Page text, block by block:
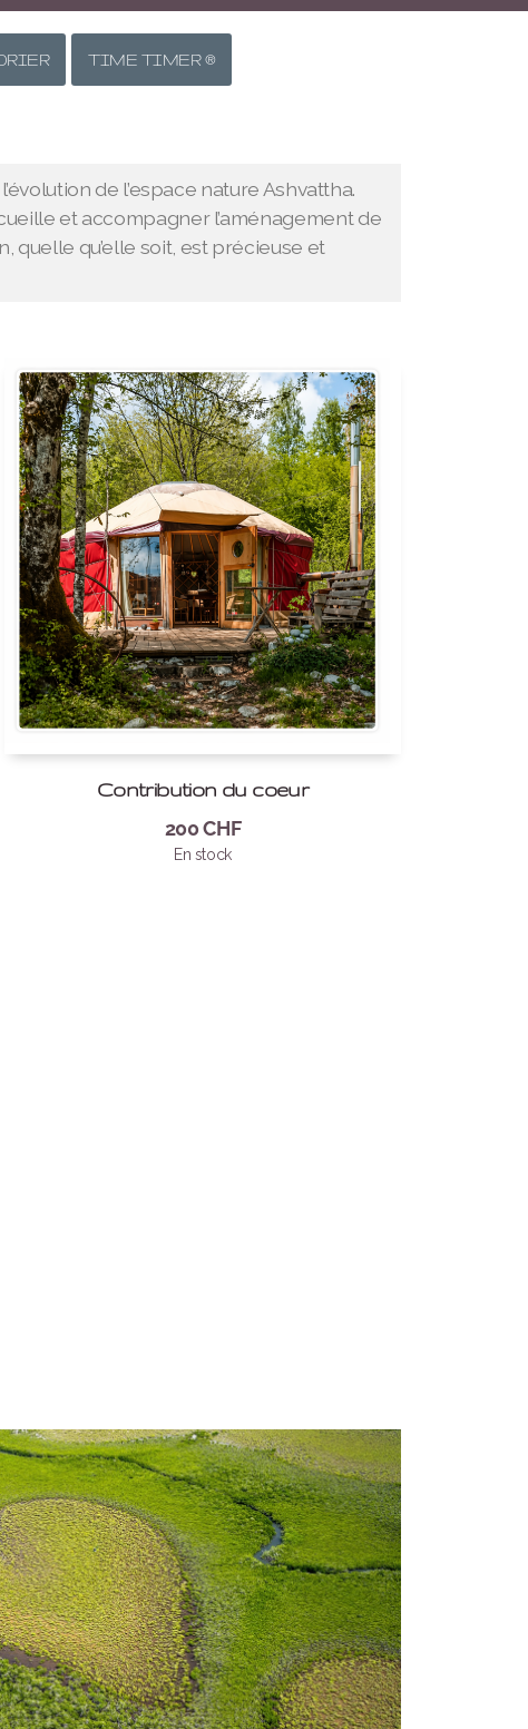
TIME TIMER ®
de l’espace nature Ashvattha.
et accompagner l’aménagement de
qu’elle soit, est précieuse et
Contribution du coeur
200CHF
En stock